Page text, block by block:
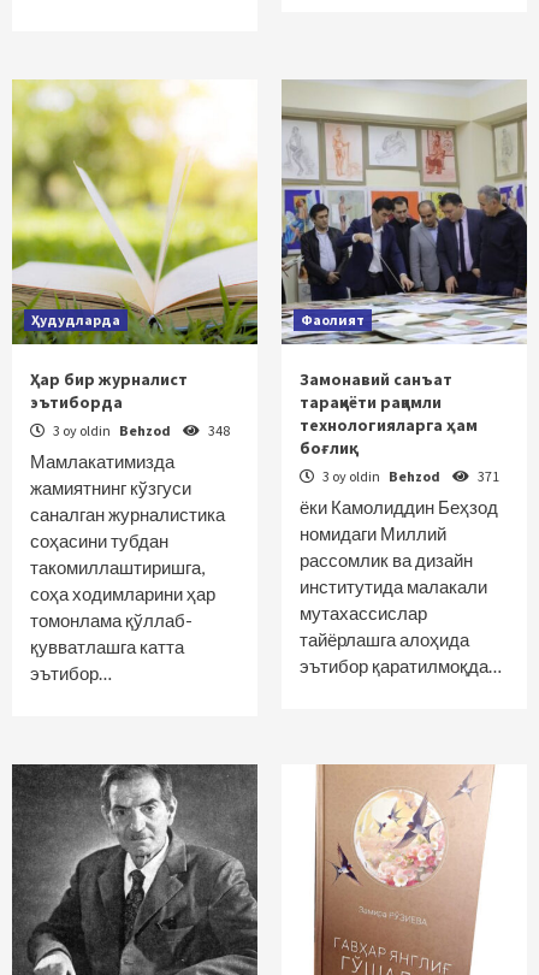
Ҳудудларда
Ҳар бир журналист
эътиборда
3 oy oldin Behzod 348
Мамлакатимизда
жамиятнинг кўзгуси
саналган журналистика
соҳасини тубдан
такомиллаштиришга,
соҳа ходимларини ҳар
томонлама қўллаб-
қувватлашга катта
эътибор…
Фаолият
Замонавий санъат
тараққиёти рақамли
технологияларга ҳам
боғлиқ
3 oy oldin Behzod 371
ёки Камолиддин Беҳзод
номидаги Миллий
рассомлик ва дизайн
институтида малакали
мутахассислар
тайёрлашга алоҳида
эътибор қаратилмоқда…